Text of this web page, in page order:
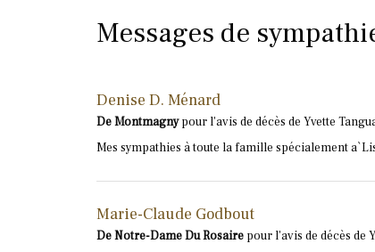
Messages de
Denise D. Ménard
De Montmagnypour l'avis de décès de Yvette
Mes sympathies à toute la famille spécialement
Marie-Claude Godbout
De Notre-Dame Du Rosairepour l'avis de décès de